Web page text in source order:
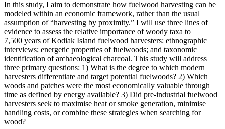
In this study, I aim to demonstrate how fuelwood harvesting can be
modeled within an economic framework, rather than the usual
assumption of “harvesting by proximity.” I will use three lines of
evidence to assess the relative importance of woody taxa to
7,500 years of Kodiak Island fuelwood harvesters: ethnographic
interviews; energetic properties of fuelwoods; and taxonomic
identification of archaeological charcoal. This study will address
three primary questions: 1) What is the degree to which modern
harvesters differentiate and target potential fuelwoods? 2) Which
woods and patches were the most economically valuable through
time as defined by energy available? 3) Did pre-industrial fuelwood
harvesters seek to maximise heat or smoke generation, minimise
handling costs, or combine these strategies when searching for
wood?